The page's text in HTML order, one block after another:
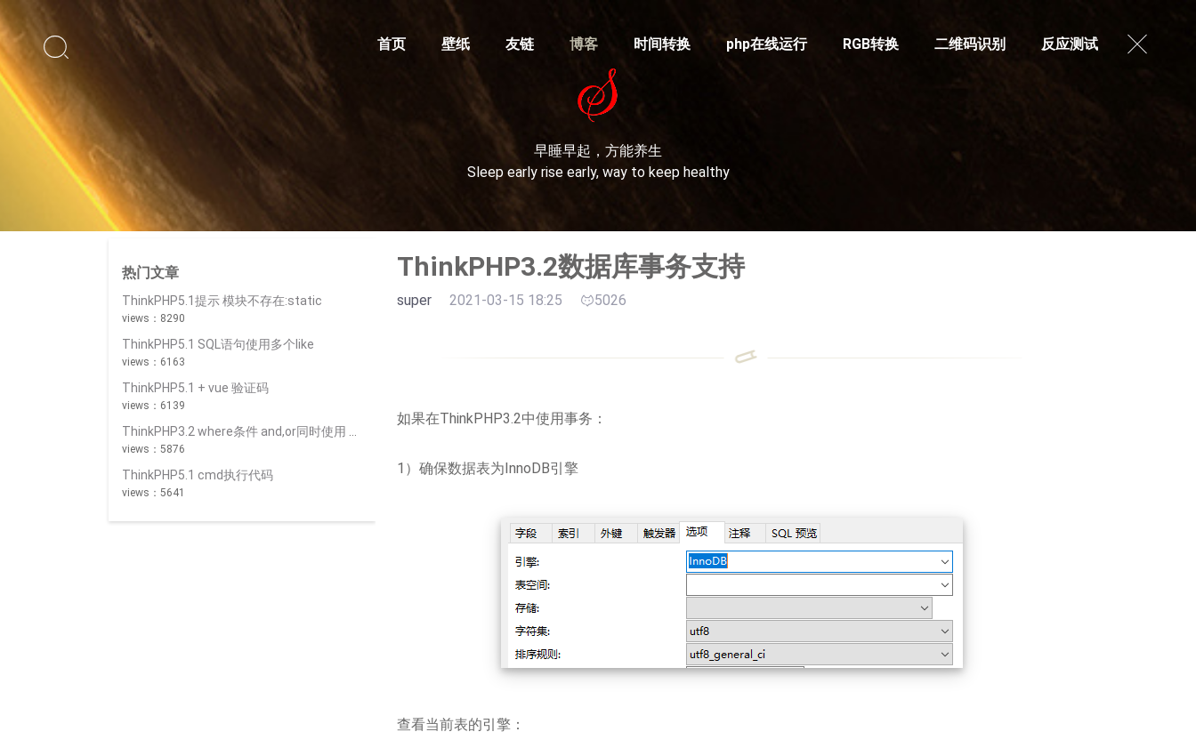
首页 壁纸 友链 博客 时间转换 php在线运行 RGB转换 二维码识别 反应测试

早睡早起，方能养生
Sleep early rise early, way to keep healthy
热门文章
ThinkPHP5.1提示 模块不存在:static
views：8290
ThinkPHP5.1 SQL语句使用多个like
views：6163
ThinkPHP5.1 + vue 验证码
views：6139
views：5876
ThinkPHP5.1 cmd执行代码
views：5641
ThinkPHP3.2数据库事务支持
super 2021-03-15 18:25 5026
如果在ThinkPHP3.2中使用事务：
1）确保数据表为InnoDB引擎
查看当前表的引擎：